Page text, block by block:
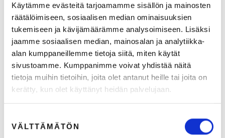
Käytämme evästeitä tarjoamamme sisällön ja mainosten
räätälöimiseen, sosiaalisen median ominaisuuksien
tukemiseen ja kävijämäärämme analysoimiseen. Lisäksi
jaamme sosiaalisen median, mainosalan ja analytiikka-
alan kumppaneillemme tietoja siitä, miten käytät
sivustoamme. Kumppanimme voivat yhdistää näitä
tietoja muihin tietoihin, joita olet antanut heille tai joita on
kerätty, kun olet käyttänyt heidän palvelujaan.
valinta
VÄLTTÄMÄTÖN
KATSO TALLENNE: MK Aamukahviseura 19.5.2026: